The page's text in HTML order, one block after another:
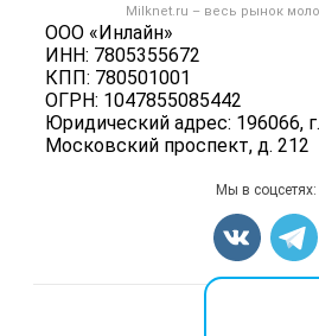
Milknet.ru – весь рынок
ООО «Инлайн»
ИНН: 7805355672
КПП: 780501001
ОГРН: 1047855085442
Юридический адрес: 196066,
Московский проспект, д. 212
Политика обработкиОборудование
Карта
Мы в соцсетях: